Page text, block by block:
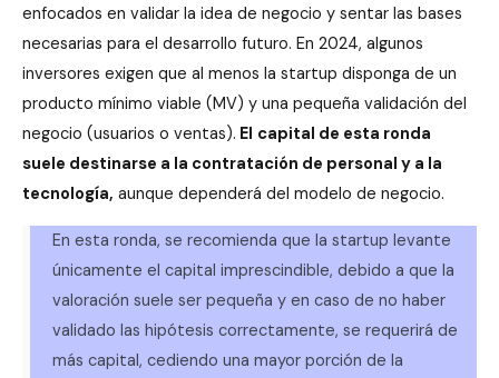
enfocados en validar la idea de negocio y sentar las bases
necesarias para el desarrollo futuro. En 2024, algunos
inversores exigen que al menos la startup disponga de un
producto mínimo viable (MV) y una pequeña validación del
negocio (usuarios o ventas). El capital de esta ronda
suele destinarse a la contratación de personal y a la
tecnología, aunque dependerá del modelo de negocio.
En esta ronda, se recomienda que la startup levante
únicamente el capital imprescindible, debido a que la
valoración suele ser pequeña y en caso de no haber
validado las hipótesis correctamente, se requerirá de
más capital, cediendo una mayor porción de la